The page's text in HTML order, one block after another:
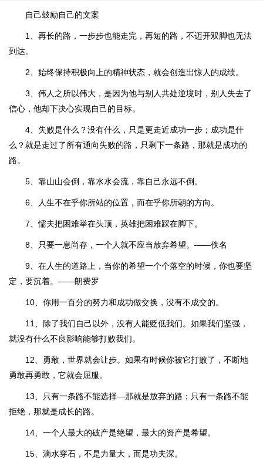
自己鼓励自己的文案
1、再长的路，一步步也能走完，再短的路，不迈开双脚也无法
到达。
2、始终保持积极向上的精神状态，就会创造出惊人的成绩。
3、伟人之所以伟大，是因为他与别人共处逆境时，别人失去了
信心，他却下决心实现自己的目标。
4、失败是什么？没有什么，只是更走近成功一步；成功是什
么？就是走过了所有通向失败的路，只剩下一条路，那就是成功的
路。
5、靠山山会倒，靠水水会流，靠自己永远不倒。
6、人生不在乎你所站的位置，而在乎你所朝的方向。
7、懦夫把困难举在头顶，英雄把困难踩在脚下。
8、只要一息尚存，一个人就不应当放弃希望。——佚名
9、在人生的道路上，当你的希望一个个落空的时候，你也要坚
定，要沉着。——朗费罗
10、你用一百分的努力和成功做交换，没有不成交的。
11、除了我们自己以外，没有人能贬低我们。如果我们坚强，
就没有什么不良影响能够打败我们。
12、勇敢，世界就会让步。如果有时候你被它打败了，不断地
勇敢再勇敢，它就会屈服。
13、只有一条路不能选择—那就是放弃的路；只有一条路不能
拒绝，那就是成长的路。
14、一个人最大的破产是绝望，最大的资产是希望。
15、滴水穿石，不是力量大，而是功夫深。